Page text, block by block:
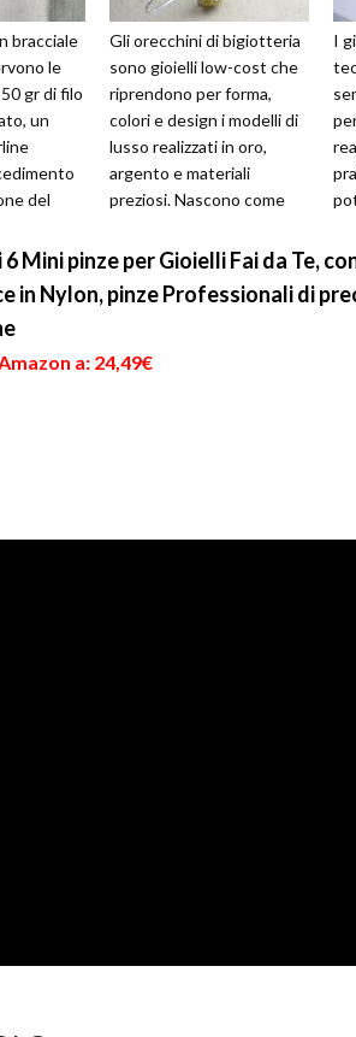
bracciale
le
gr di filo
un
del
Gli orecchini di bigiotteria
sono gioielli low-cost che
riprendono per forma,
colori e design i modelli di
lusso realizzati in oro,
argento e materiali
preziosi. Nascono come
I
6 Mini pinze per Gioielli Fai da Te,
in Nylon, pinze Professionali di
a: 24,49€